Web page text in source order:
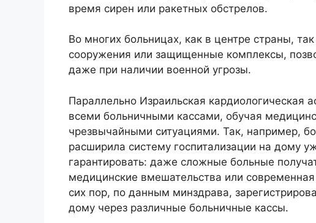
время сирен или ракетных обстрелов.
Во многих больницах, как в центре страны,
сооружения или защищенные комплексы,
даже при наличии военной угрозы.
Параллельно Израильская кардиологическая
всеми больничными кассами, обучая
чрезвычайными ситуациями. Так, например,
расширила систему госпитализации на дому
гарантировать: даже сложные больные
медицинские вмешательства или
сих пор, по данным минздрава,
дому через различные больничные кассы.